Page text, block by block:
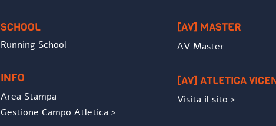
SCHOOL
Running School
INFO
Area Stampa
Gestione Campo Atletica >
[AV] MASTER
AV Master
[AV] ATLETICA
Visita il sito >